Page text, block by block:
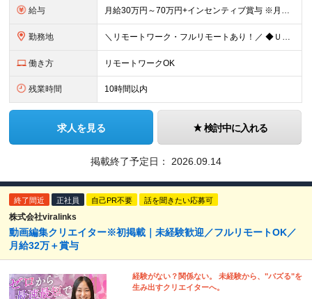
給与 月給30万円～70万円+インセンティブ賞与 ※月給額は経験・スキルを考慮の上、決定いたします。 【インセンティブについて】 自社サービスを提案し、サービス化した場合、一部の利益をインセンティブとして
勤務地 ＼リモートワーク・フルリモートあり！／ ◆Ｕ・Ｉターン歓迎 ◆転居を伴う転勤はありません。 ◆配属先はお住まいや希望を考慮し決定します。 ◆マイカー通勤OK（駐車場あり／プロジェクトによる） 【本
働き方 リモートワークOK
残業時間 10時間以内
求人を見る 検討中に入れる
掲載終了予定日： 2026.09.14
終了間近 正社員 自己PR不要 話を聞きたい応募可
株式会社viralinks
動画編集クリエイター※初掲載｜未経験歓迎／フルリモートOK／
月給32万＋賞与
経験がない？関係ない。 未経験から、"バズる"を
生み出すクリエイターへ。